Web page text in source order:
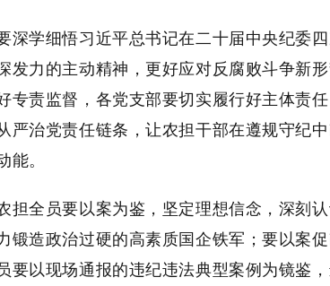
学细悟习近平总书记在二十届中央纪委四
发力的主动精神，更好应对反腐败斗争新
专责监督，各党支部要切实履行好主体责
严治党责任链条，让农担干部在遵规守纪
能。
全员要以案为鉴，坚定理想信念，深刻认
锻造政治过硬的高素质国企铁军；要以案
要以现场通报的违纪违法典型案例为镜鉴